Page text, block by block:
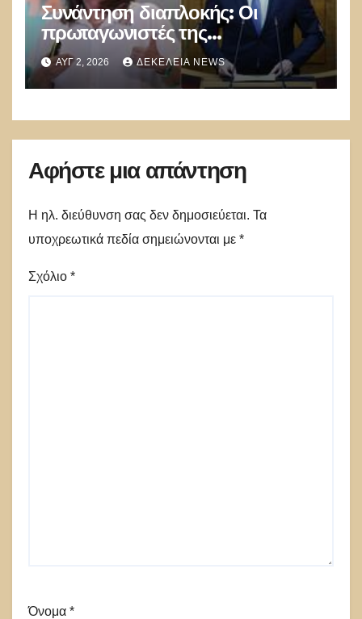
Συνάντηση διαπλοκής: Οι
πρωταγωνιστές της
Γ.Γεραπετρίτης,
Α.Διαμαντοπούλου και
Μ.Χριστοδουλάκης την
ΑΥΓ 2, 2026 ΔΕΚΈΛΕΙΑ NEWS
Αφήστε μια απάντηση
Η ηλ. διεύθυνση σας δεν δημοσιεύεται. Τα
υποχρεωτικά πεδία σημειώνονται με *
Σχόλιο *
Όνομα *